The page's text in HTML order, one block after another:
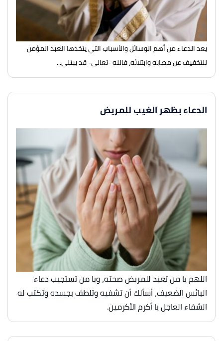
يعد الدعاء من أهم الوسائل والأسباب التي يتخذها العبد المؤمن
للتخفيف عن مصابه وابتلائه، فالله -تعالى- قد يبتلي...
الدعاء بظهر الغيب للمريض
اللهم يا من تعيد للمريض صحته، ويا من تستجيب دعاء
البائس الضعيف، أسألك أن تشفيه وتلطف بجسده وتكتب له
الشفاء العاجل يا أكرم الأكرمين.